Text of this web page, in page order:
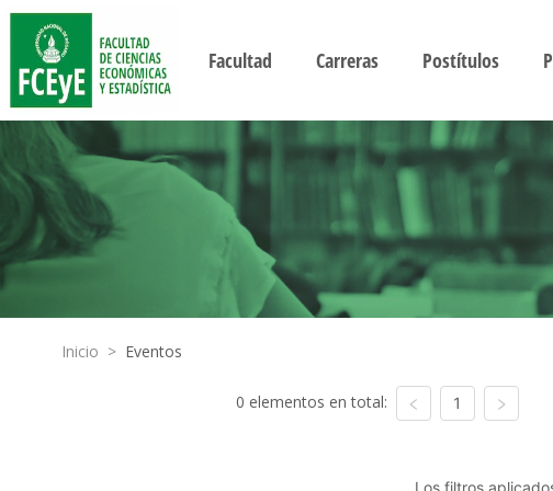
Facultad Carreras Postítulos
Inicio > Eventos
0 elementos en total: 1
Los filtros